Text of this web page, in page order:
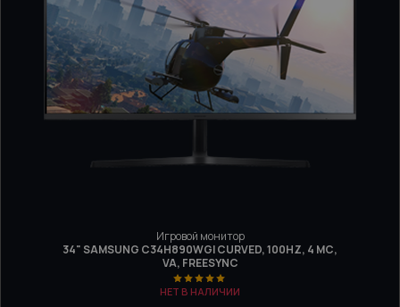
Игровой монитор
34" SAMSUNG C34H890WGI CURVED, 100HZ, 4 МС,
VA, FREESYNC
НЕТ В НАЛИЧИИ